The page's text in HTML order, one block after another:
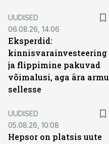
UUDISED
06.08.26, 14:06
Eksperdid:
kinnisvarainvesteering
ja flippimine pakuvad
võimalusi, aga ära armu
sellesse
UUDISED
05.08.26, 10:08
Hepsor on platsis uute